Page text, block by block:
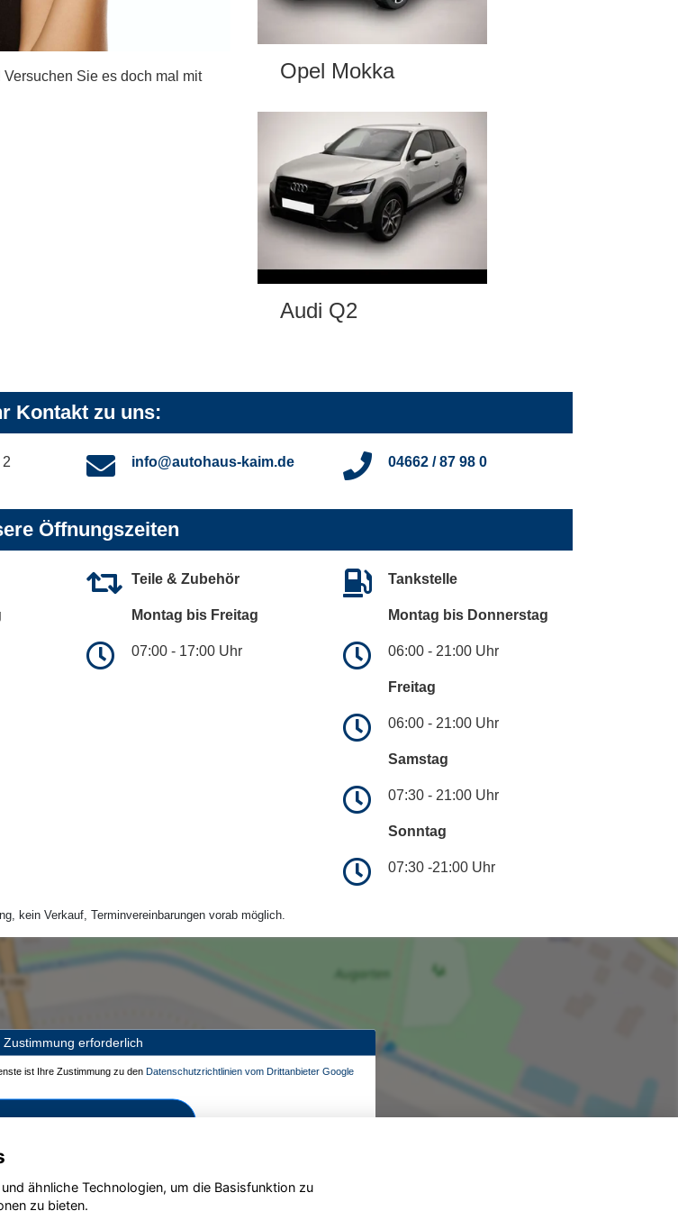
Sie es doch mal mit
Opel Mokka
Audi Q2
Kontakt zu uns:
info@autohaus-kaim.de 04662 / 87 98 0
Öffnungszeiten
Teile & Zubehör
Montag bis Freitag
07:00 - 17:00 Uhr
Tankstelle
Montag bis Donnerstag
06:00 - 21:00 Uhr
Freitag
06:00 - 21:00 Uhr
Samstag
07:30 - 21:00 Uhr
Sonntag
07:30 -21:00 Uhr
kein Verkauf, Terminvereinbarungen vorab möglich.
Zustimmung erforderlich
ist Ihre Zustimmung zu den Datenschutzrichtlinien vom Drittanbieter Google
und aktivieren
ähnliche Technologien, um die Basisfunktion zu
zu bieten.